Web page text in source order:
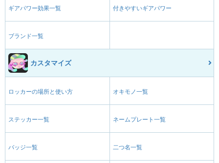
ギアパワー効果一覧 付きやすいギアパワー
ブランド一覧
カスタマイズ
ロッカーの場所と使い方 オキモノ一覧
ステッカー一覧 ネームプレート一覧
バッジ一覧 二つ名一覧